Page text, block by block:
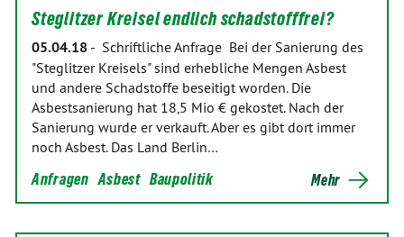
Steglitzer Kreisel endlich schadstofffrei?
05.04.18 - Schriftliche Anfrage Bei der Sanierung des
"Steglitzer Kreisels" sind erhebliche Mengen Asbest
und andere Schadstoffe beseitigt worden. Die
Asbestsanierung hat 18,5 Mio € gekostet. Nach der
Sanierung wurde er verkauft. Aber es gibt dort immer
noch Asbest. Das Land Berlin…
Anfragen Asbest Baupolitik Mehr